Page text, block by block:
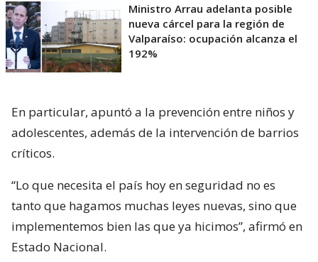
Ministro Arrau adelanta posible
nueva cárcel para la región de
Valparaíso: ocupación alcanza el
192%
En particular, apuntó a la prevención entre niños y
adolescentes, además de la intervención de barrios
críticos.
“Lo que necesita el país hoy en seguridad no es
tanto que hagamos muchas leyes nuevas, sino que
implementemos bien las que ya hicimos”, afirmó en
Estado Nacional.